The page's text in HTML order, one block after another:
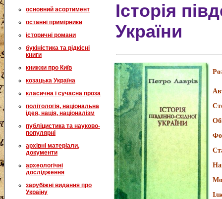
основний асортимент
останні примірники
історичні романи
букіністика та рідкісні
книги
книжки про Київ
козацька Україна
класична і сучасна проза
політологія, національна
ідея, нація, націоналізм
публіцистика та науково-
популярні
архівні матеріали,
документи
археологічні
дослідження
зарубіжні видання про
Україну
Історія
України